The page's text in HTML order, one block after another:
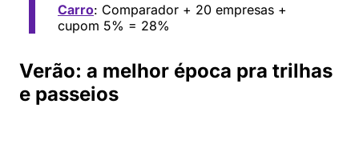
Carro: Comparador + 20 empresas +
cupom 5% = 28%
Verão: a melhor época pra trilhas
e passeios